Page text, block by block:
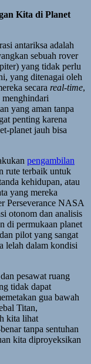
Kita di Planet
antariksa adalah
sebuah rover
yang tidak perlu
yang ditenagai oleh
secara real-time,
yang aman tanpa
penting karena
planet jauh bisa
pengambilan
rute terbaik untuk
kehidupan, atau
yang mereka
Perseverance NASA
otonom dan analisis
di permukaan planet
pilot yang sangat
lelah dalam kondisi
pesawat ruang
tidak dapat
gua bawah
Titan,
kita lihat
tanpa sentuhan
kita diproyeksikan